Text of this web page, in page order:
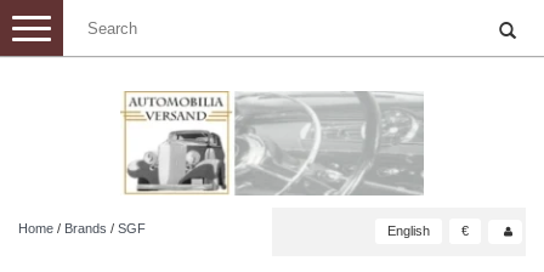
Toggle
navigation
Home / Brands / SGF English €